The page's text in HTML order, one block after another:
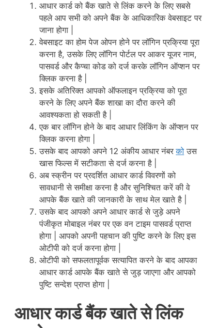
आधार कार्ड को बैंक खाते से लिंक करने के लिए सबसे
पहले आप सभी को अपने बैंक के आधिकारिक वेबसाइट पर
जाना होगा |
वेबसाइट का होम पेज ओपन होने पर लॉगिन प्रक्रिया पूरा
करना है, उसके लिए लॉगिन पोर्टल पर आकर यूजर नाम,
पासवर्ड और कैप्चा कोड को दर्ज करके लॉगिन ऑप्शन पर
क्लिक करना है |
इसके अतिरिक्त आपको ऑफलाइन प्रक्रिया को पूरा
करने के लिए अपने बैंक शाखा का दौरा करने की
आवश्यकता हो सकती है |
एक बार लॉगिन होने के बाद आधार लिंकिंग के ऑप्शन पर
क्लिक करना होगा |
उसके बाद आपको अपने 12 अंकीय आधार नंबरको उस
खास फिल्स में सटीकता से दर्ज करना है |
अब स्क्रीन पर प्रदर्शित आधार कार्ड विवरणों को
सावधानी से समीक्षा करना है और सुनिश्चित करें की वे
आपके बैंक खाते की जानकारी के साथ मेल खाते है |
उसके बाद आपको अपने आधार कार्ड से जुड़े अपने
पंजीकृत मोबाइल नंबर पर एक वन टाइम पासवर्ड प्राप्त
होगा | आपको अपनी पहचान की पुष्टि करने के लिए इस
ओटीपी को दर्ज करना होगा |
ओटीपी को सफलतापूर्वक सत्यापित करने के बाद आपका
आधार कार्ड आपके बैंक खाते से जुड़ जाएगा और आपको
पुष्टि सन्देश प्राप्त होगा |
आधार कार्ड बैंक खाते से लिंक